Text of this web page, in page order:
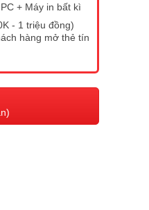
+ Máy in bất kì
- 1 triệu đồng)
hàng mở thẻ tín